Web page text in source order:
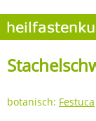
botanisch: Festuca